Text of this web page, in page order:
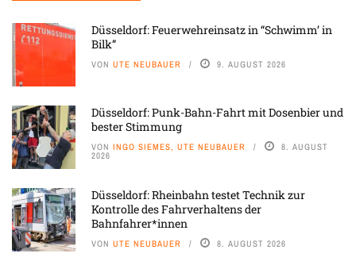
Düsseldorf: Feuerwehreinsatz in “Schwimm’ in
Bilk”
VON UTE NEUBAUER 9. AUGUST 2026
Düsseldorf: Punk-Bahn-Fahrt mit Dosenbier und
bester Stimmung
VON INGO SIEMES, UTE NEUBAUER 8. AUGUST
2026
Düsseldorf: Rheinbahn testet Technik zur
Kontrolle des Fahrverhaltens der
Bahnfahrer*innen
VON UTE NEUBAUER 8. AUGUST 2026